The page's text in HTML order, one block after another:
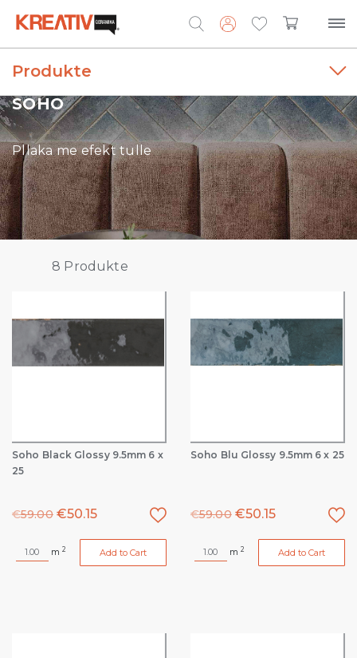
Search
for:
SOHO
Pllaka me efekt tulle
Produkte
8 Produkte
Soho Black Glossy 9.5mm 6 x
25
€59.00 €50.15
m 2 Add to Cart
Soho Blu Glossy 9.5mm 6 x 25
€59.00 €50.15
m 2 Add to Cart